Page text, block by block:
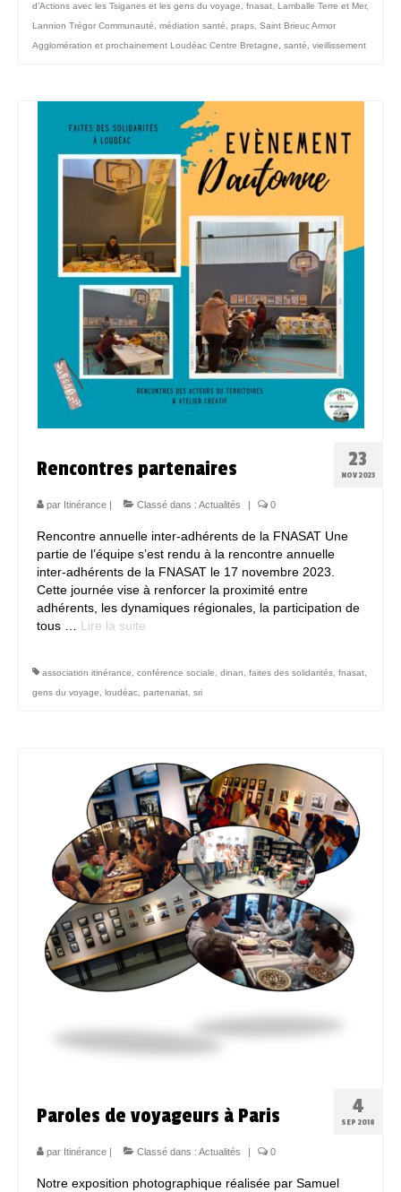
d’Actions avec les Tsiganes et les gens du voyage
fnasat Lamballe Terre et Mer,
Lannion Trégor Communauté
médiation santé praps Saint Brieuc Armor
Agglomération et prochainement Loudéac Centre Bretagne
santé vieillissement
23
NOV 2023
Rencontres partenaires
par Itinérance | Classé dans : Actualités | 0
Rencontre annuelle inter-adhérents de la FNASAT Une
partie de l’équipe s’est rendu à la rencontre annuelle
inter-adhérents de la FNASAT le 17 novembre 2023.
Cette journée vise à renforcer la proximité entre
adhérents, les dynamiques régionales, la participation de
tous … Lire la suite­­
association itinérance conférence sociale dinan faites des solidarités fnasat
gens du voyage
loudéac partenariat sri
4
SEP 2018
Paroles de voyageurs à Paris
par Itinérance | Classé dans : Actualités | 0
Notre exposition photographique réalisée par Samuel